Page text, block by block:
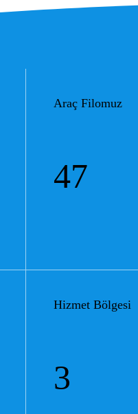
Araç Filomuz
47
Hizmet Bölgesi
3